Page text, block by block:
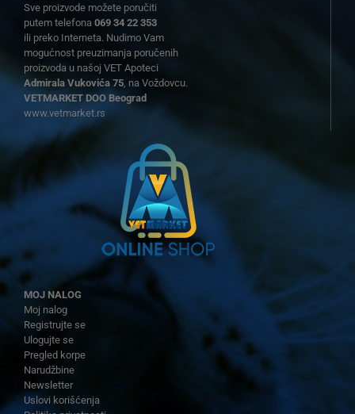
Sve proizvode možete poručiti
putem telefona 069 34 22 353
ili preko Interneta. Nudimo Vam
mogućnost preuzimanja poručenih
proizvoda u našoj VET Apoteci
Admirala Vukovića 75, na Voždovcu.
VETMARKET DOO Beograd
www.vetmarket.rs
MOJ NALOG
Moj nalog
Registrujte se
Ulogujte se
Pregled korpe
Narudžbine
Newsletter
Uslovi korišćenja